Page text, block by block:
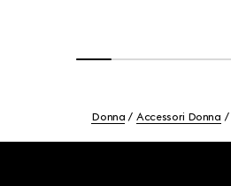
Donna Accessori Donna